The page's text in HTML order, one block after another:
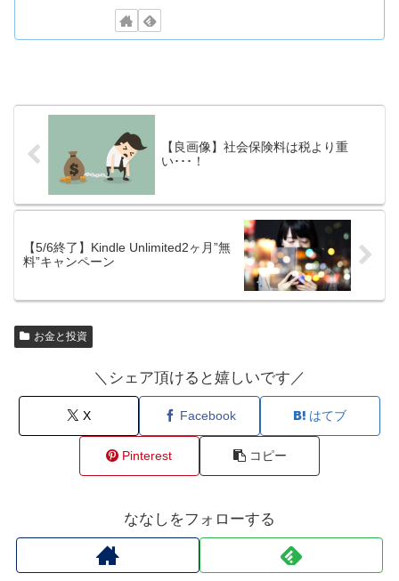
【良画像】社会保険料は税より重
い･･･！
【5/6終了】Kindle Unlimited2ヶ月”無
料”キャンペーン
お金と投資
＼シェア頂けると嬉しいです／
X Facebook はてブ
Pinterest コピー
ななしをフォローする